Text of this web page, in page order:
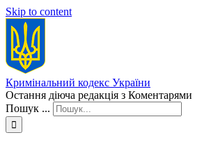
Skip to content
Кримінальний кодекс України
Остання діюча редакція з Коментарями
Пошук ...